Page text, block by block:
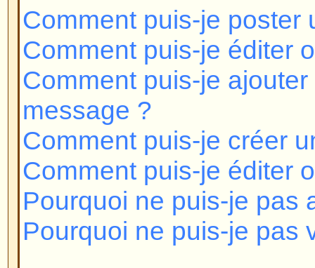
Mise en forme et Types de
Qu'est-ce que le BBCode ?
Puis-je utiliser le HTML?
Que sont les Smilies ?
Puis-je poster des Images?
Que sont les Annonces ?
Que sont les Post-it ?
Que sont les Sujets de
Niveaux des Utilisateurs et
Qui sont les Administrateurs ?